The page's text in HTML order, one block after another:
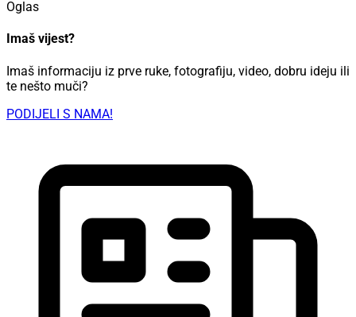
Oglas
Imaš vijest?
Imaš informaciju iz prve ruke, fotografiju, video, dobru ideju ili
te nešto muči?
PODIJELI S NAMA!